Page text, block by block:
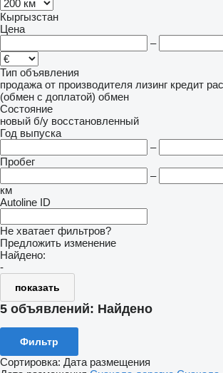
Кыргызстан
Цена
–
Тип объявления
продажа от производителя лизинг кредит
(обмен с доплатой) обмен
Состояние
новый б/у восстановленный
Год выпуска
–
Пробег
–
км
Autoline ID
Не хватает фильтров?
Предложить изменение
Найдено:
-
показать
5 объявлений: Найдено
Фильтр
Сортировка: Дата размещения